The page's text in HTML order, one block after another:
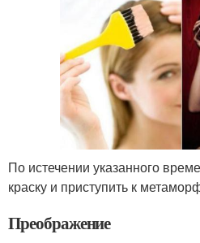
По истечении указанного
краску и приступить к
Преображение